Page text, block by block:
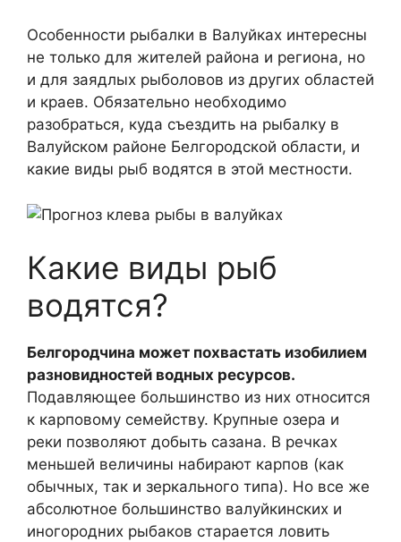
Особенности рыбалки в Валуйках интересны
не только для жителей района и региона, но
и для заядлых рыболовов из других областей
и краев. Обязательно необходимо
разобраться, куда съездить на рыбалку в
Валуйском районе Белгородской области, и
какие виды рыб водятся в этой местности.
Какие виды рыб
водятся?
Белгородчина может похвастать изобилием
разновидностей водных ресурсов.
Подавляющее большинство из них относится
к карповому семейству. Крупные озера и
реки позволяют добыть сазана. В речках
меньшей величины набирают карпов (как
обычных, так и зеркального типа). Но все же
абсолютное большинство валуйкинских и
иногородних рыбаков старается ловить